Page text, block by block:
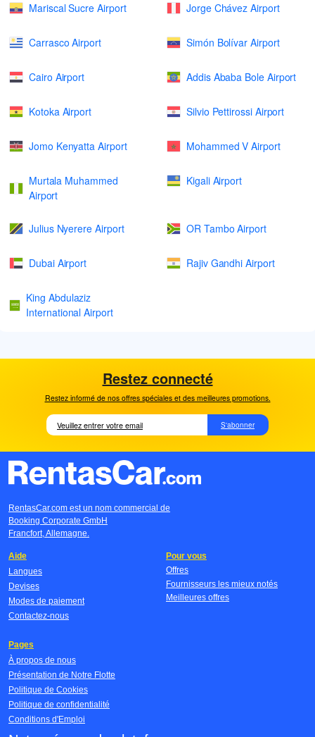
Mariscal Sucre Airport Jorge Chávez Airport
Carrasco Airport Simón Bolívar Airport
Cairo Airport Addis Ababa Bole Airport
Kotoka Airport Silvio Pettirossi Airport
Jomo Kenyatta Airport Mohammed V Airport
Murtala Muhammed
Airport
Kigali Airport
Julius Nyerere Airport OR Tambo Airport
Dubai Airport Rajiv Gandhi Airport
King Abdulaziz
International Airport
Restez connecté
Restez informé de nos offres spéciales et des meilleures promotions.
S'abonner
RentasCar.com est un nom commercial de
Booking Corporate GmbH
Francfort, Allemagne.
Aide
Langues
Devises
Modes de paiement
Contactez-nous
Pour vous
Offres
Fournisseurs les mieux notés
Meilleures offres
Pages
À propos de nous
Présentation de Notre Flotte
Politique de Cookies
Politique de confidentialité
Conditions d'Emploi